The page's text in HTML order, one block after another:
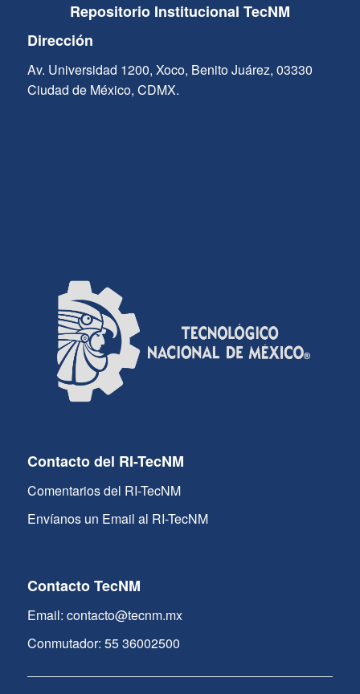
Repositorio Institucional TecNM
Dirección
Av. Universidad 1200, Xoco, Benito Juárez, 03330
Ciudad de México, CDMX.
Contacto del RI-TecNM
Comentarios del RI-TecNM
Envíanos un Email al RI-TecNM
Contacto TecNM
Email: contacto@tecnm.mx
Conmutador: 55 36002500